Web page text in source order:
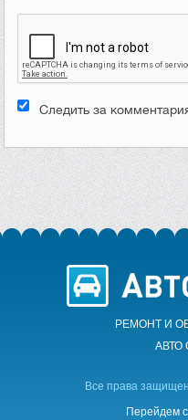
Следить за
РЕМОНТ И
АВТО
Все права
Перейдем